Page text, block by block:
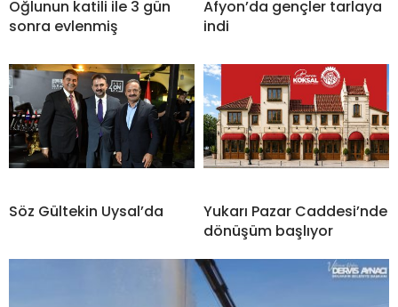
Oğlunun katili ile 3 gün
sonra evlenmiş
Afyon’da gençler tarlaya
indi
Söz Gültekin Uysal’da
Yukarı Pazar Caddesi’nde
dönüşüm başlıyor